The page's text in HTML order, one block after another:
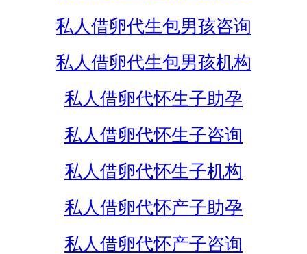
私人借卵代生包男孩咨询
私人借卵代生包男孩机构
私人借卵代怀生子助孕
私人借卵代怀生子咨询
私人借卵代怀生子机构
私人借卵代怀产子助孕
私人借卵代怀产子咨询